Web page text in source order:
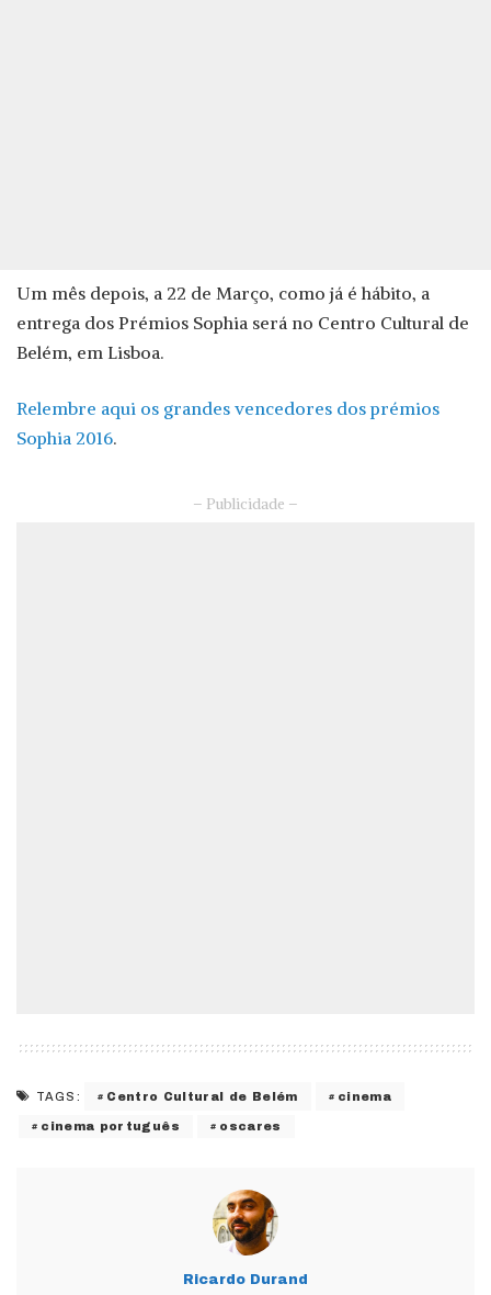
Um mês depois, a 22 de Março, como já é hábito, a
entrega dos Prémios Sophia será no Centro Cultural de
Belém, em Lisboa.
Relembre aqui os grandes vencedores dos prémios
Sophia 2016.
– Publicidade –
TAGS: Centro Cultural de Belém cinema
cinema português oscares
Ricardo Durand